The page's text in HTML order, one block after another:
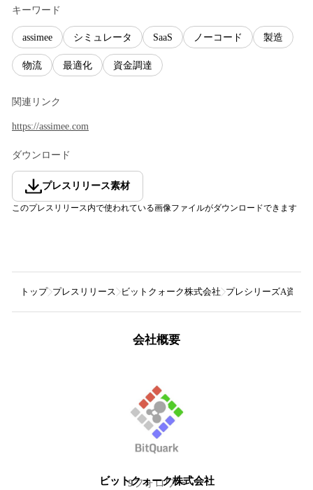
キーワード
assimee シミュレータ SaaS ノーコード 製造
物流 最適化 資金調達
関連リンク
https://assimee.com
ダウンロード
プレスリリース素材
このプレスリリース内で使われている画像ファイルがダウンロードできます
トップ プレスリリース ビットクォーク株式会社 プレシリーズA資金
会社概要
ビットクォーク株式会社
9フォロワー